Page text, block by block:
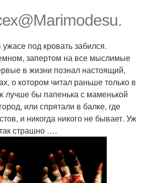
под кровать забился.
запертом на все мыслимые
в жизни познал настоящий,
о котором читал раньше только в
лучше бы папенька с маменькой
или спрятали в балке, где
и никогда никого не бывает. Уж
страшно ….